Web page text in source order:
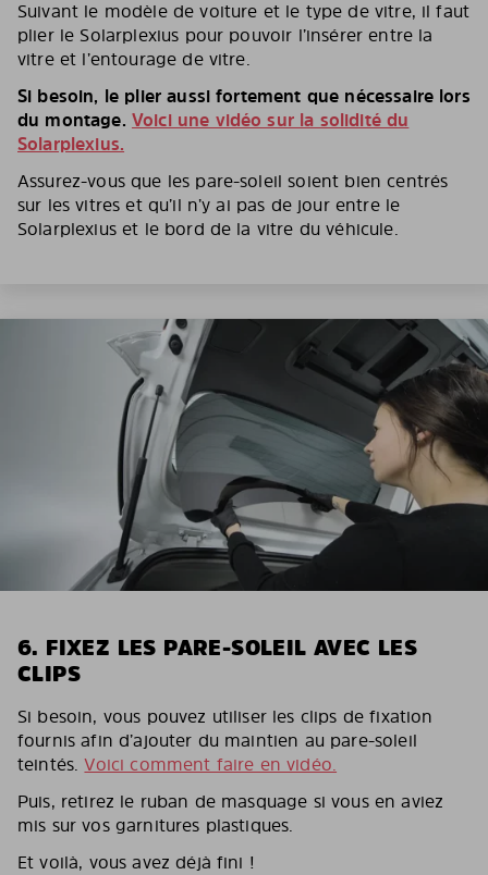
Suivant le modèle de voiture et le type de vitre, il faut
plier le Solarplexius pour pouvoir l’insérer entre la
vitre et l’entourage de vitre.
Si besoin, le plier aussi fortement que nécessaire lors
du montage. Voici une vidéo sur la solidité du
Solarplexius.
Assurez-vous que les pare-soleil soient bien centrés
sur les vitres et qu’il n’y ai pas de jour entre le
Solarplexius et le bord de la vitre du véhicule.
6. FIXEZ LES PARE-SOLEIL AVEC LES
CLIPS
Si besoin, vous pouvez utiliser les clips de fixation
fournis afin d’ajouter du maintien au pare-soleil
teintés.Voici comment faire en vidéo.
Puis, retirez le ruban de masquage si vous en aviez
mis sur vos garnitures plastiques.
Et voilà, vous avez déjà fini !